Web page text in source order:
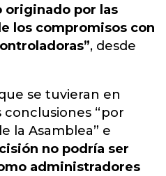
originado por las
los compromisos con
, desde
se tuvieran en
“por
la Asamblea” e
no podría ser
administradores